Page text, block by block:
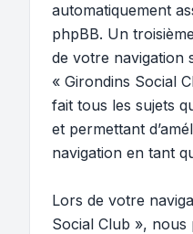
automatiquement
phpBB. Un
de votre navigation
« Girondins Social
fait tous les sujets
et permettant
navigation en tant
Lors de votre
Social Club »,